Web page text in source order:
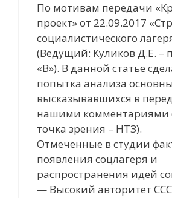
По мотивам передачи
проект» от 22.09.2017
социалистического
(Ведущий: Куликов Д.Е. –
«В»). В данной статье
попытка анализа
высказывавшихся в
нашими комментариями
точка зрения – НТЗ).
Отмеченные в студии
появления соцлагеря и
распространения идей
— Высокий авторитет